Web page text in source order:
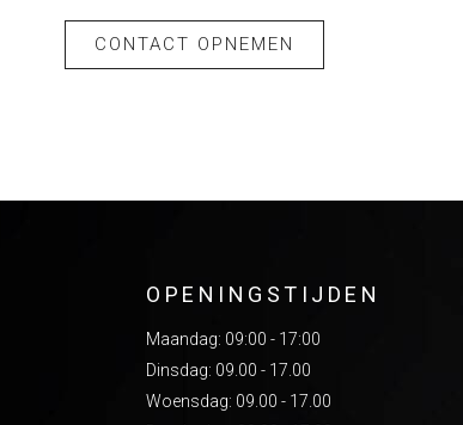
CONTACT OPNEMEN
OPENINGSTIJDEN
Maandag: 09:00 - 17:00
Dinsdag: 09.00 - 17.00
Woensdag: 09.00 - 17.00